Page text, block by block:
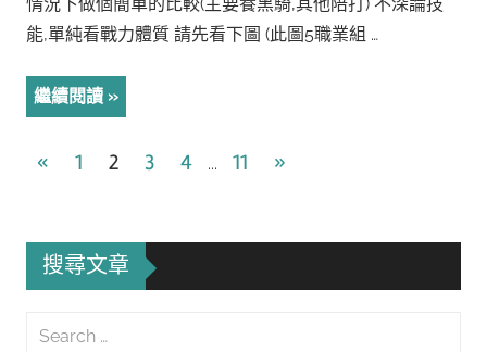
情況下做個簡單的比較(主要養黑騎,其他陪打) 不深論技
能,單純看戰力體質 請先看下圖 (此圖5職業組 …
繼續閱讀
文
導
覽
« Previous
1 2 3 4 ... 11
Next
»
搜尋文章
Search